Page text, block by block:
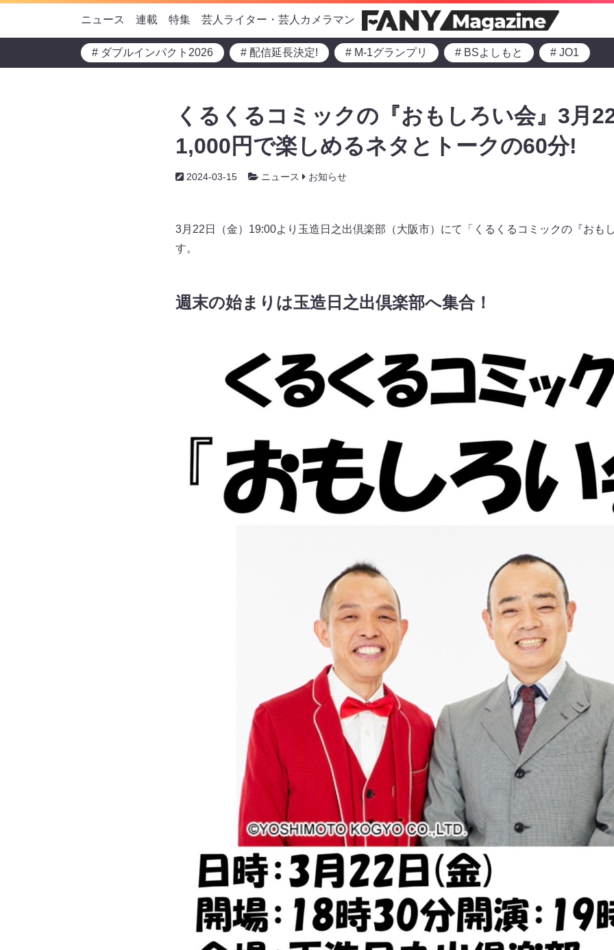
ニュース 連載 特集 芸人ライター・芸人カメラマン
# ダブルインパクト2026 # 配信延長決定! # M-1グランプリ # BSよしもと # JO1
くるくるコミックの『おもしろい会』3月
1,000円で楽しめるネタとトークの60分!
2024-03-15 ニュース お知らせ
3月22日（金）19:00より玉造日之出倶楽部（大阪市）にて「くるくるコミックの『おも
す。
週末の始まりは玉造日之出倶楽部へ集合！